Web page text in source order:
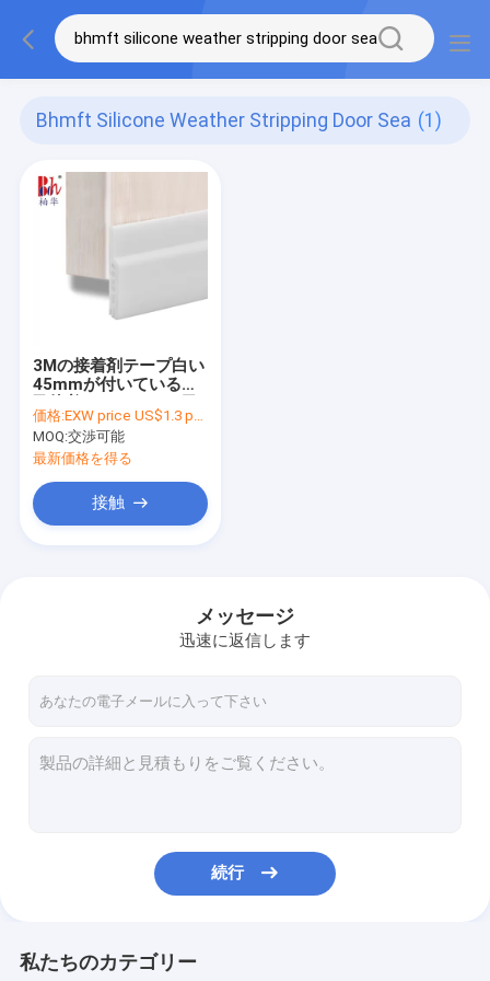
Bhmft Silicone Weather Stripping Door Sea (1)
3Mの接着剤テープ白い
45mmが付いている自
候の除去のドア・シー
ル
価格:EXW price US$1.3 per piece
MOQ:交渉可能
最新価格を得る
接触
メッセージ
迅速に返信します
続行
私たちのカテゴリー